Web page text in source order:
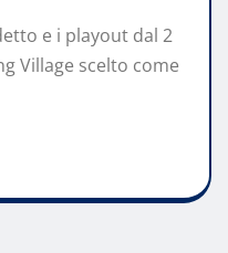
e i playout dal 2
Village scelto come